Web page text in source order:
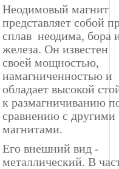
Неодимовый магнит
представляет собой
сплав неодима, бора
железа. Он известен
своей мощностью,
намагниченностью и
обладает высокой
к размагничиванию
сравнению с другими
магнитами.
Его внешний вид -
металлический. В